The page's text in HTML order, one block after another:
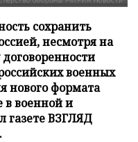
сохранить
несмотря на
военных
нового формата
в военной и
газете ВЗГЛЯД